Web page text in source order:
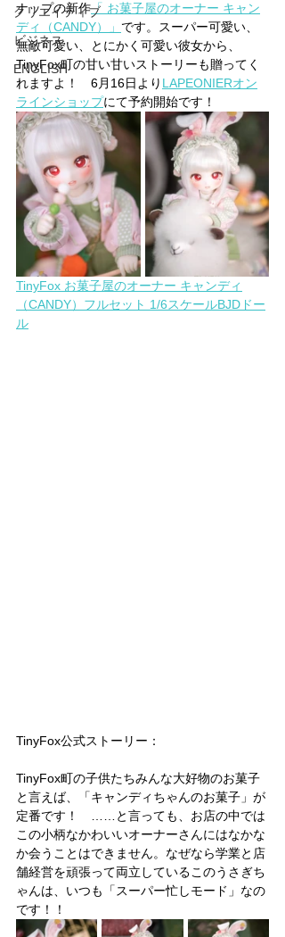
クリエイティブ
ビジネス
ENGLISH
ナップの新作「 お菓子屋のオーナー キャン
ディ（CANDY）
」 です。スーパー可愛い、
無敵可愛い、とにかく可愛い彼女から、
TinyFox町の甘い甘いストーリーも贈ってく
れますよ！　6月16日より LAPEONIERオン
ラインショップにて予約開始です！
TinyFox お菓子屋のオーナー キャンディ
（CANDY）フルセット 1/6スケールBJDドー
ル
TinyFox公式ストーリー：
TinyFox町の子供たちみんな大好物のお菓子
と言えば、「キャンディちゃんのお菓子」が
定番です！　……と言っても、お店の中では
この小柄なかわいいオーナーさんにはなかな
か会うことはできません。なぜなら学業と店
舗経営を頑張って両立しているこのうさぎち
ゃんは、いつも「スーパー忙しモード」なの
です！！